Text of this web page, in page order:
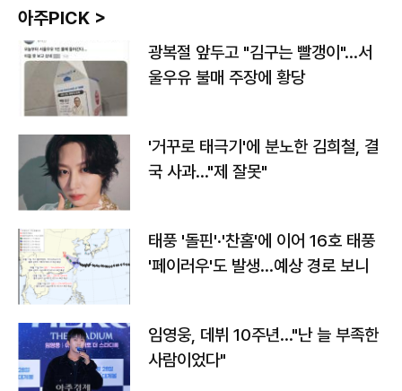
아주PICK >
광복절 앞두고 "김구는 빨갱이"…서
울우유 불매 주장에 황당
'거꾸로 태극기'에 분노한 김희철, 결
국 사과…"제 잘못"
태풍 '돌핀'·'찬홈'에 이어 16호 태풍
'페이러우'도 발생…예상 경로 보니
임영웅, 데뷔 10주년…"난 늘 부족한
사람이었다"